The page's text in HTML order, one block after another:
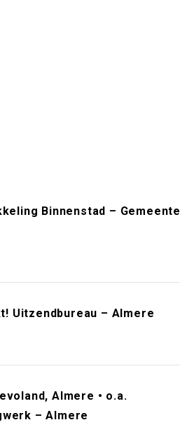
Binnenstad – Gemeente
Uitzendbureau – Almere
Almere • o.a.
– Almere